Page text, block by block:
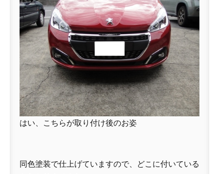
はい、こちらが取り付け後のお姿
同色塗装で仕上げていますので、どこに付いている